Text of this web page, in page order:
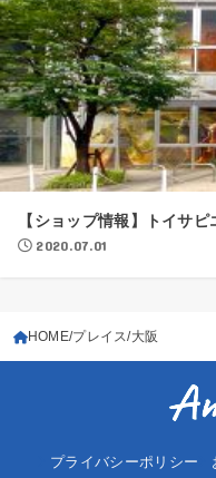
【ショップ情報】トイサピ
2020.07.01
HOME プレイス 大阪
プライバシーポリシー